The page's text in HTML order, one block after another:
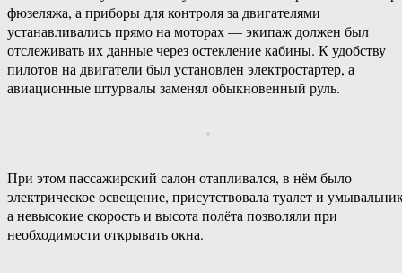
фюзеляжа, а приборы для контроля за двигателями
устанавливались прямо на моторах — экипаж должен был
отслеживать их данные через остекление кабины. К удобству
пилотов на двигатели был установлен электростартер, а
авиационные штурвалы заменял обыкновенный руль.
При этом пассажирский салон отапливался, в нём было
электрическое освещение, присутствовала туалет и
а невысокие скорость и высота полёта позволяли при
необходимости открывать окна.